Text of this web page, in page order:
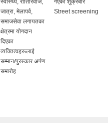
स्वास्थ्य, रीतिरिवाज,
जात्रा, मेलापर्व,
समाजसेवा लगायतका
क्षेत्रमा योगदान
दिएका
व्यक्तित्वहरूलाई
सम्मान/पुरस्कार अर्पण
समारोह
गएको शुक्रबार
Street screening